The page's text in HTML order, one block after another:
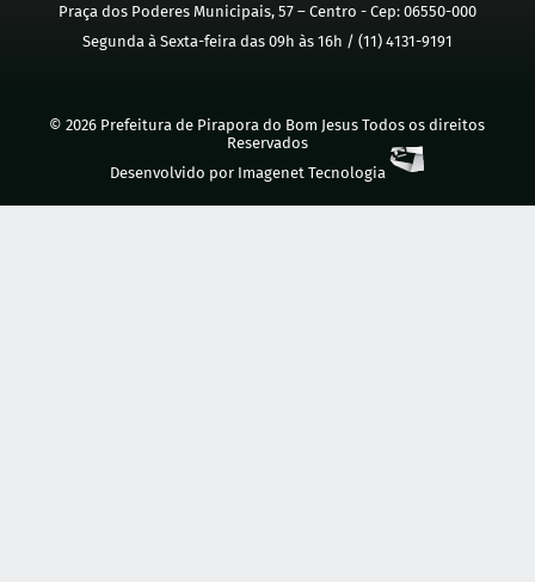
Praça dos Poderes Municipais, 57 – Centro - Cep: 06550-000
Segunda à Sexta-feira das 09h às 16h / (11) 4131-9191
© 2026 Prefeitura de Pirapora do Bom Jesus Todos os direitos
Reservados
Desenvolvido por Imagenet Tecnologia